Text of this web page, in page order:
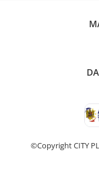
©Copyright CITY